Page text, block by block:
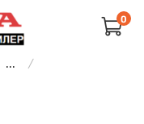
0
...